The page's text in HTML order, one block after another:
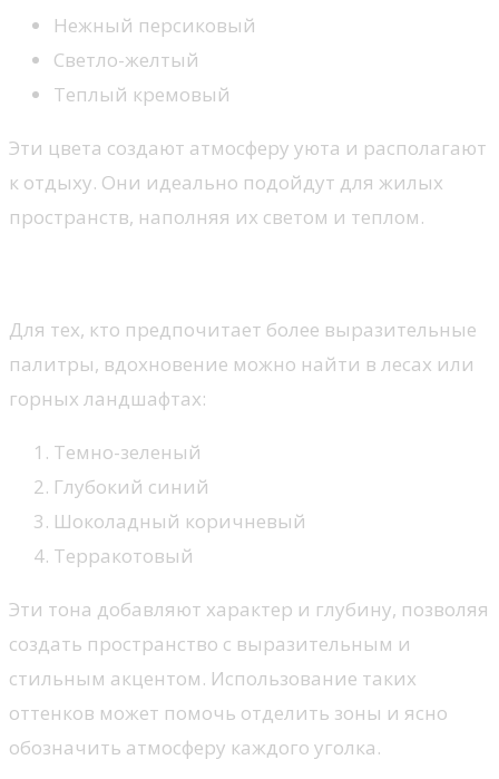
Нежный персиковый
Светло-желтый
Теплый кремовый
Эти цвета создают атмосферу уюта и располагают
к отдыху. Они идеально подойдут для жилых
пространств, наполняя их светом и теплом.
Для тех, кто предпочитает более выразительные
палитры, вдохновение можно найти в лесах или
горных ландшафтах:
Темно-зеленый
Глубокий синий
Шоколадный коричневый
Терракотовый
Эти тона добавляют характер и глубину, позволяя
создать пространство с выразительным и
стильным акцентом. Использование таких
оттенков может помочь отделить зоны и ясно
обозначить атмосферу каждого уголка.